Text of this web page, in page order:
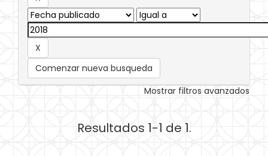
Comenzar nueva busqueda
Mostrar filtros avanzados
Resultados 1-1 de 1.